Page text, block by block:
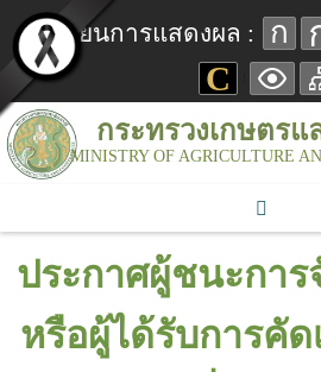
เปลี่ยนการแสดงผล : ก
C
กระทรวงเกษตร
MINISTRY OF AGRICULTURE
ประกาศผู้ชนะกา
หรือผู้ได้รับการคัด